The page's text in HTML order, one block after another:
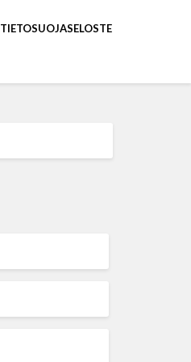
TIETOSUOJASELOSTE